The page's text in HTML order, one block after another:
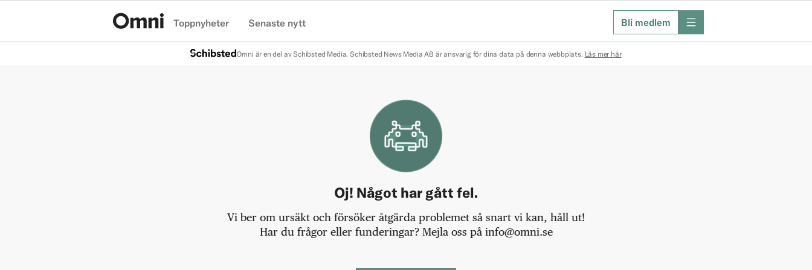
Toppnyheter Senaste nytt Bli medlem meny
Omni är en del av Schibsted Media. Schibsted News Media AB är ansvarig för dina data på denna webbplats. Läs mer här
Oj! Något har gått fel.
Vi ber om ursäkt och försöker åtgärda problemet så snart vi kan, håll ut!
Har du frågor eller funderingar? Mejla oss på info@omni.se